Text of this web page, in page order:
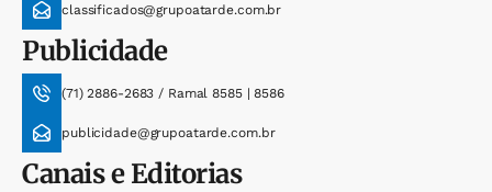
classificados@grupoatarde.com.br
Publicidade
(71) 2886-2683 / Ramal 8585 | 8586
publicidade@grupoatarde.com.br
Canais e Editorias